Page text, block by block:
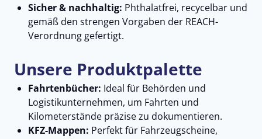
Sicher & nachhaltig: Phthalatfrei, recycelbar und
gemäß den strengen Vorgaben der REACH-
Verordnung gefertigt.
Unsere Produktpalette
Fahrtenbücher: Ideal für Behörden und
Logistikunternehmen, um Fahrten und
Kilometerstände präzise zu dokumentieren.
KFZ-Mappen: Perfekt für Fahrzeugscheine,